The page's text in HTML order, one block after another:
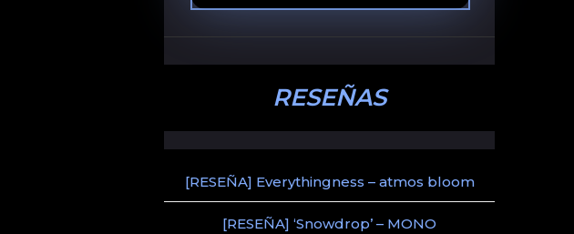
RESEÑAS
[RESEÑA] Everythingness – atmos bloom
[RESEÑA] ‘Snowdrop’ – MONO